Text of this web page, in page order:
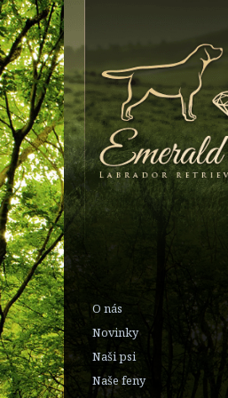
O nás
Novinky
Naši psi
Naše feny